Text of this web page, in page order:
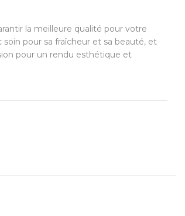
la meilleure qualité pour votre
pour sa fraîcheur et sa beauté, et
pour un rendu esthétique et